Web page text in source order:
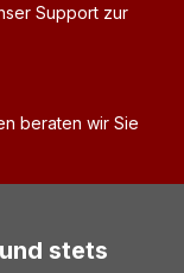
Support zur
beraten wir Sie
stets